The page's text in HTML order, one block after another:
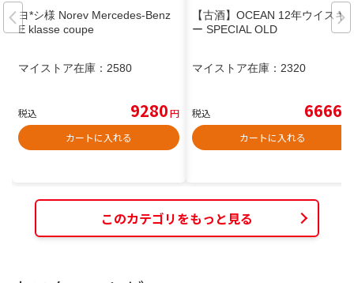
ヨ*シ様 Norev Mercedes-Benz
E klasse coupe
マイストア在庫： 2580
税込 9280円
カートに入れる
【古酒】OCEAN 12年ウイスキ
ー SPECIAL OLD
マイストア在庫： 2320
税込 6666
カートに入れる
このカテゴリをもっと見る